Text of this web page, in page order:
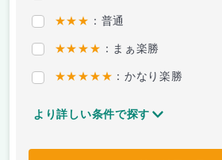
★★★ ：普通
★★★★ ：まぁ楽勝
★★★★★ ：かなり楽勝
より詳しい条件で探す